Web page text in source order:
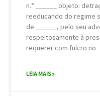
n.° ______ objeto:
reeducando do regime
de ______, pelo seu
respeitosamente à
requerer com fulcro no
LEIA MAIS »